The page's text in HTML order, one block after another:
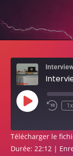
Interview
les studios
1x
SHARE
Télécharger le
Durée: 22:12 |